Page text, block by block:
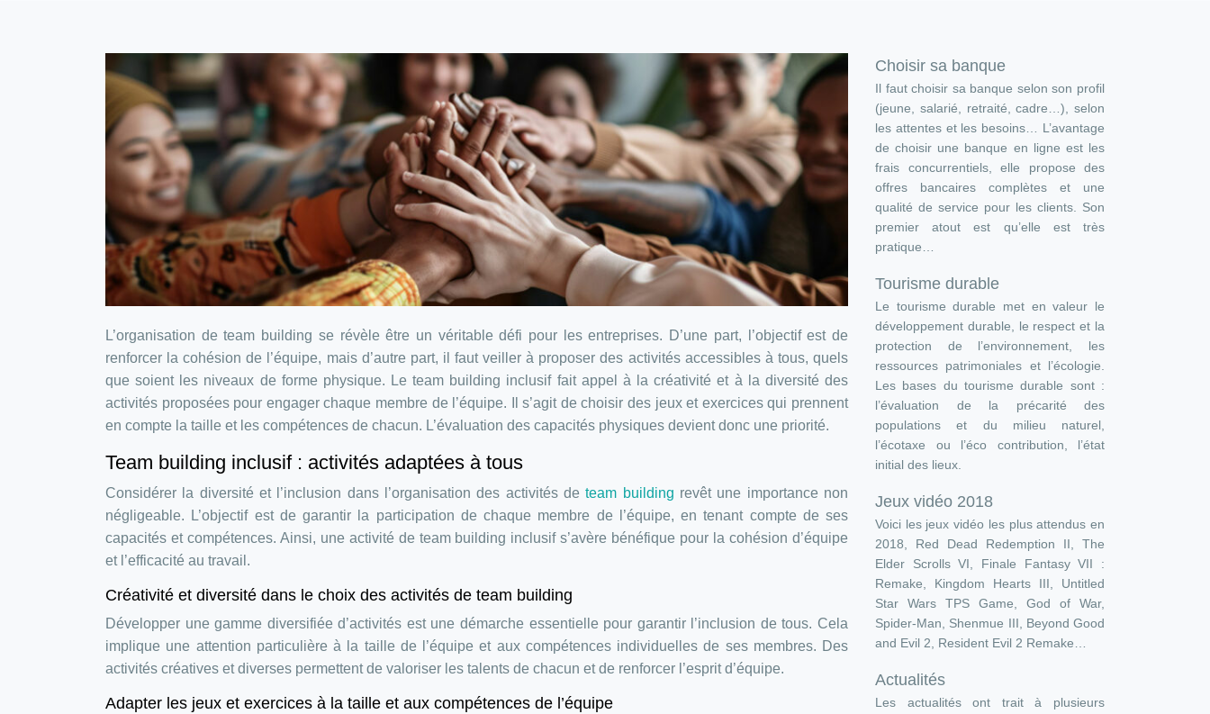
L’organisation de team building se révèle être un véritable défi pour les entreprises. D’une part, l’objectif est de
renforcer la cohésion de l’équipe, mais d’autre part, il faut veiller à proposer des activités accessibles à tous, quels
que soient les niveaux de forme physique. Le team building inclusif fait appel à la créativité et à la diversité des
activités proposées pour engager chaque membre de l’équipe. Il s’agit de choisir des jeux et exercices qui prennent
en compte la taille et les compétences de chacun. L’évaluation des capacités physiques devient donc une priorité.
Team building inclusif : activités adaptées à tous
Considérer la diversité et l’inclusion dans l’organisation des activités deteam building revêt une importance non
négligeable. L’objectif est de garantir la participation de chaque membre de l’équipe, en tenant compte de ses
capacités et compétences. Ainsi, une activité de team building inclusif s’avère bénéfique pour la cohésion d’équipe
et l’efficacité au travail.
Créativité et diversité dans le choix des activités de team building
Développer une gamme diversifiée d’activités est une démarche essentielle pour garantir l’inclusion de tous. Cela
implique une attention particulière à la taille de l’équipe et aux compétences individuelles de ses membres. Des
activités créatives et diverses permettent de valoriser les talents de chacun et de renforcer l’esprit d’équipe.
Adapter les jeux et exercices à la taille et aux compétences de l’équipe
Choisir sa banque
Il faut choisir sa banque selon son profil
(jeune, salarié, retraité, cadre…), selon
les attentes et les besoins… L’avantage
de choisir une banque en ligne est les
frais concurrentiels, elle propose des
offres bancaires complètes et une
qualité de service pour les clients. Son
premier atout est qu’elle est très
pratique…
Tourisme durable
Le tourisme durable met en valeur le
développement durable, le respect et la
protection de l’environnement, les
ressources patrimoniales et l’écologie.
Les bases du tourisme durable sont :
l’évaluation de la précarité des
populations et du milieu naturel,
l’écotaxe ou l’éco contribution, l’état
initial des lieux.
Jeux vidéo 2018
Voici les jeux vidéo les plus attendus en
2018, Red Dead Redemption II, The
Elder Scrolls VI, Finale Fantasy VII :
Remake, Kingdom Hearts III, Untitled
Star Wars TPS Game, God of War,
Spider-Man, Shenmue III, Beyond Good
and Evil 2, Resident Evil 2 Remake…
Actualités
Les actualités ont trait à plusieurs